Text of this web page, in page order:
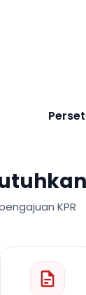
KPR